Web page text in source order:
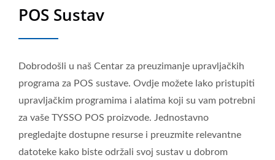
POS Sustav
Dobrodošli u naš Centar za preuzimanje upravljačkih
programa za POS sustave. Ovdje možete lako pristupiti
upravljačkim programima i alatima koji su vam potrebni
za vaše TYSSO POS proizvode. Jednostavno
pregledajte dostupne resurse i preuzmite relevantne
datoteke kako biste održali svoj sustav u dobrom